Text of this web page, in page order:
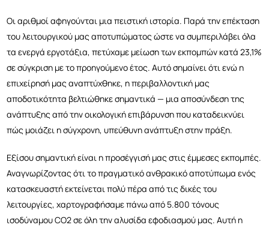
Οι αριθμοί αφηγούνται μια πειστική ιστορία. Παρά την επέκταση
του λειτουργικού μας αποτυπώματος ώστε να συμπεριλάβει όλα
τα ενεργά εργοτάξια, πετύχαμε μείωση των εκπομπών κατά 23,1%
σε σύγκριση με το προηγούμενο έτος. Αυτό σημαίνει ότι ενώ η
επιχείρησή μας αναπτύχθηκε, η περιβαλλοντική μας
αποδοτικότητα βελτιώθηκε σημαντικά — μια αποσύνδεση της
ανάπτυξης από την οικολογική επιβάρυνση που καταδεικνύει
πώς μοιάζει η σύγχρονη, υπεύθυνη ανάπτυξη στην πράξη.
Εξίσου σημαντική είναι η προσέγγισή μας στις έμμεσες εκπομπές.
Αναγνωρίζοντας ότι το πραγματικό ανθρακικό αποτύπωμα ενός
κατασκευαστή εκτείνεται πολύ πέρα από τις δικές του
λειτουργίες, χαρτογραφήσαμε πάνω από 5.800 τόνους
ισοδύναμου CO2 σε όλη την αλυσίδα εφοδιασμού μας. Αυτή η